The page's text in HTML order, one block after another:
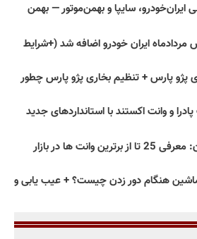
سایپا و بهمن‌موتور — بهمن
مردادماه ایران خودرو اضافه شد (+شرایط
پژو پارس + تنظیم بخاری پژو پارس چطور
و وانت اکستند با استانداردهای جدید
بهترین وانت ها در ایران: معرفی 25 تا از برترین وانت ها در بازار
هنگام دور زدن چیست؟ + عیب یابی و